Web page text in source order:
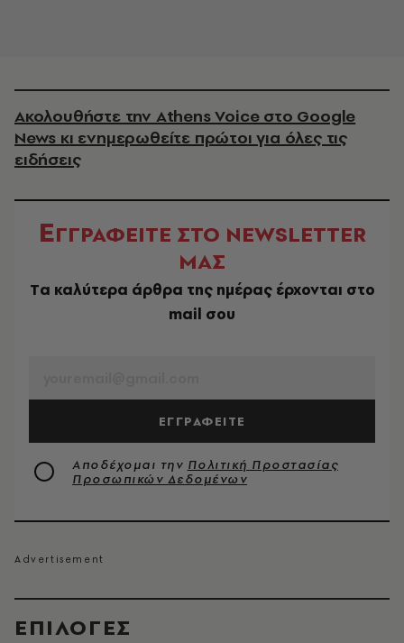
EΠΙΛΟΓΈΣ
Ακολουθήστε την Athens Voice στο Google
News κι ενημερωθείτε πρώτοι για όλες τις
ειδήσεις
ΕΓΓΡΑΦΕΙΤΕ ΣΤΟ NEWSLETTER
ΜΑΣ
Tα καλύτερα άρθρα της ημέρας έρχονται στο
mail σου
ΕΓΓΡΑΦΕΙΤΕ
Αποδέχομαι την Πολιτική Προστασίας
Προσωπικών Δεδομένων